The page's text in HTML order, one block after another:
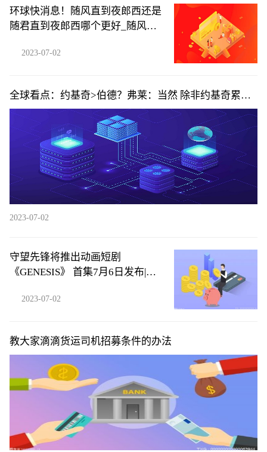
环球快消息！随风直到夜郎西还是
随君直到夜郎西哪个更好_随风直
2023-07-02
全球看点：约基奇>伯德？弗莱：当然 除非约基奇累了
否则你不可能防住他
2023-07-02
守望先锋将推出动画短剧
《GENESIS》 首集7月6日发布|环
2023-07-02
教大家滴滴货运司机招募条件的办法